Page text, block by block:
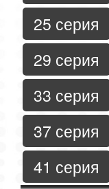
25 серия
29 серия
33 серия
37 серия
41 серия